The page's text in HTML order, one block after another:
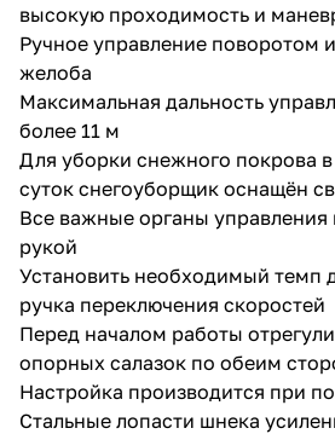
высокую проходимость и
Ручное управление поворотом
желоба
Максимальная дальность
более 11 м
Для уборки снежного покрова
суток снегоуборщик оснащён
Все важные органы управления
рукой
Установить необходимый темп
ручка переключения скоростей
Перед началом работы
опорных салазок по обеим
Настройка производится при
Стальные лопасти шнека